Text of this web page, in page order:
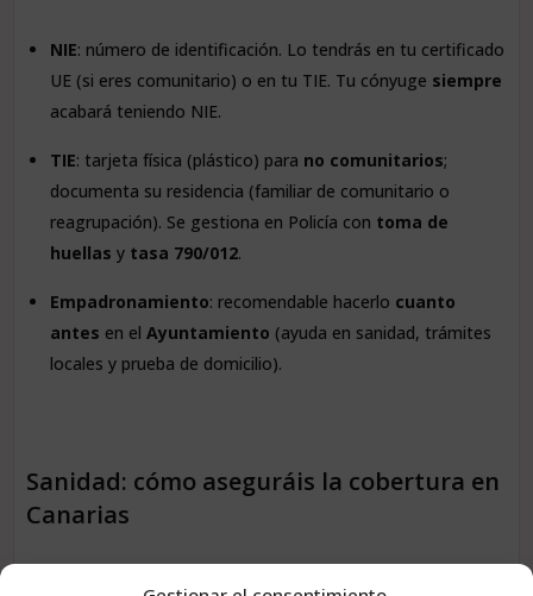
NIE: número de identificación. Lo tendrás en tu certificado
UE (si eres comunitario) o en tu TIE. Tu cónyuge siempre
acabará teniendo NIE.
TIE: tarjeta física (plástico) para no comunitarios;
documenta su residencia (familiar de comunitario o
reagrupación). Se gestiona en Policía con toma de
huellas y tasa 790/012.
Empadronamiento: recomendable hacerlo cuanto
antes en elAyuntamiento (ayuda en sanidad, trámites
locales y prueba de domicilio).
Sanidad: cómo aseguráis la cobertura en
Canarias